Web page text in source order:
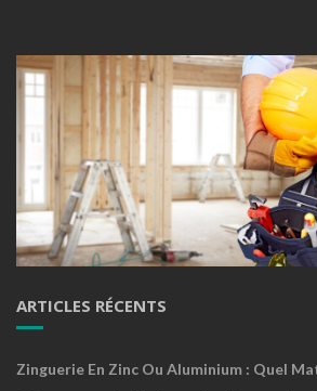
ARTICLES RÉCENTS
Zinguerie En Zinc Ou Aluminium : Quel